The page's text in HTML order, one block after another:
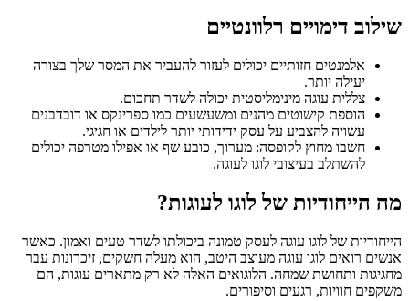
שילוב דימויים רלוונטיים
אלמנטים חזותיים יכולים לעזור להעביר את המסר שלך בצורה
יעילה יותר.
צללית עוגה מינימליסטית יכולה לשדר תחכום.
הוספת קישוטים מהנים ומשעשעים כמו ספרינקס או דובדבנים
עשויה להצביע על עסק ידידותי יותר לילדים או חגיגי.
חשבו מחוץ לקופסה: מערוך, כובע שף או אפילו מטרפה יכולים
להשתלב בעיצובי לוגו לעוגה.
מה הייחודיות של לוגו לעוגות?
הייחודיות של לוגו עוגה לעסק טמונה ביכולתו לשדר טעים ואמון. כאשר
אנשים רואים לוגו עוגה מעוצב היטב, הוא מעלה חשקים, זיכרונות עבר
מחגיגות ותחושת שמחה. הלוגואים האלה לא רק מתארים עוגות, הם
משקפים חוויות, רגעים וסיפורים.